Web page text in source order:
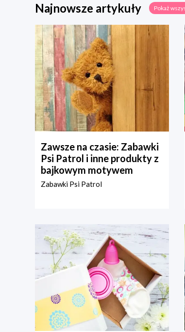
Najnowsze artykuły Pokaż
Zawsze na czasie: Zabawki
Psi Patrol i inne produkty z
bajkowym motywem
Zabawki Psi Patrol